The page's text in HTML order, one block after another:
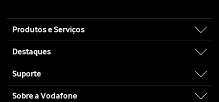
map
Produtos e Serviços
Destaques
Suporte
Sobre a Vodafone